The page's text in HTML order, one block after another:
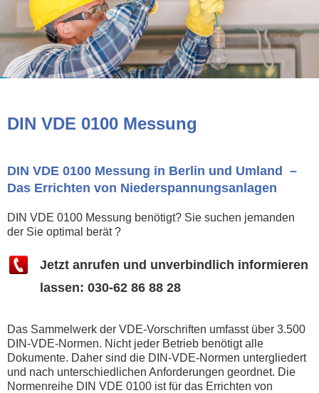
DIN VDE 0100 Messung
DIN VDE 0100 Messung in Berlin und Umland –
Das Errichten von Niederspannungsanlagen
DIN VDE 0100 Messung benötigt? Sie suchen jemanden
der Sie optimal berät ?
Jetzt anrufen und unverbindlich informieren
lassen: 030-62 86 88 28
Das Sammelwerk der VDE-Vorschriften umfasst über 3.500
DIN-VDE-Normen. Nicht jeder Betrieb benötigt alle
Dokumente. Daher sind die DIN-VDE-Normen untergliedert
und nach unterschiedlichen Anforderungen geordnet. Die
Normenreihe DIN VDE 0100 ist für das Errichten von